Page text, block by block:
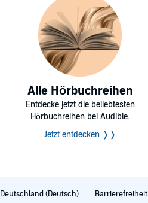
Alle Hörbuchreihen
Entdecke jetzt die beliebtesten
Hörbuchreihen bei Audible.
Jetzt entdecken ❭❭
Deutschland (Deutsch)
Barrierefreiheit